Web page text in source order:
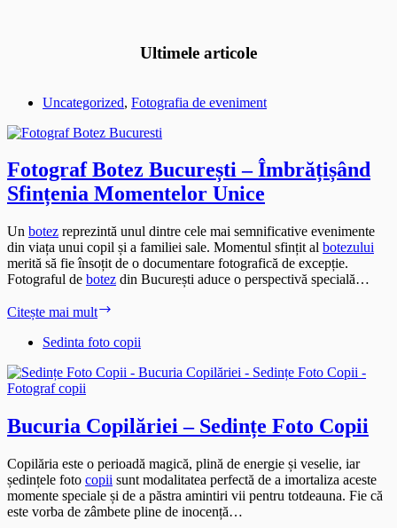
Ultimele articole
Uncategorized, Fotografia de eveniment
Fotograf Botez București – Îmbrățișând
Sfințenia Momentelor Unice
Un botez reprezintă unul dintre cele mai semnificative evenimente
din viața unui copil și a familiei sale. Momentul sfințit al botezului
merită să fie însoțit de o documentare fotografică de excepție.
Fotograful de botez din București aduce o perspectivă specială…
Citește mai mult
București
Îmbrățișând
Unice
Sedinta foto copii
Bucuria Copilăriei – Sedințe Foto Copii
Copilăria este o perioadă magică, plină de energie și veselie, iar
ședințele foto copii sunt modalitatea perfectă de a imortaliza aceste
momente speciale și de a păstra amintiri vii pentru totdeauna. Fie că
este vorba de zâmbete pline de inocență…